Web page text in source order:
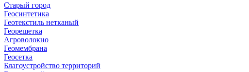
Старый город
Геосинтетика
Геотекстиль нетканый
Георешетка
Агроволокно
Геомембрана
Геосетка
Благоустройство территорий